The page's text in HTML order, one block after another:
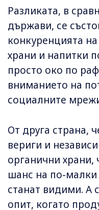
Разликата, в
държави, се
конкуренцията
храни и напитки
просто око по
вниманието на
социалните
От друга страна,
вериги и
органични храни,
шанс на по-малки
станат видими. А
опит, когато